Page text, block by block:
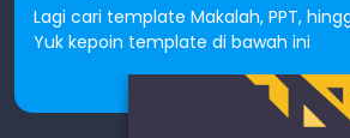
Lagi cari template Makalah, PPT,
Yuk kepoin template di bawah ini